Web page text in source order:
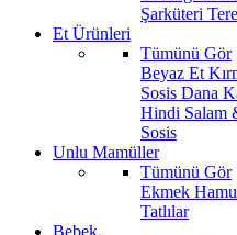
Şarküteri
Et Ürünleri
Tümünü Gör
Beyaz Et
Sosis Dana
Hindi Salam
Sosis
Unlu Mamüller
Tümünü Gör
Ekmek
Tatlılar
Bebek